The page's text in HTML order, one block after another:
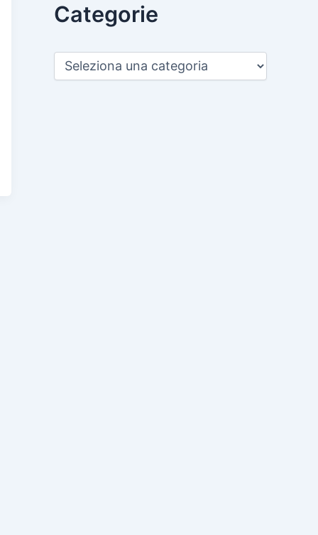
Categorie
C